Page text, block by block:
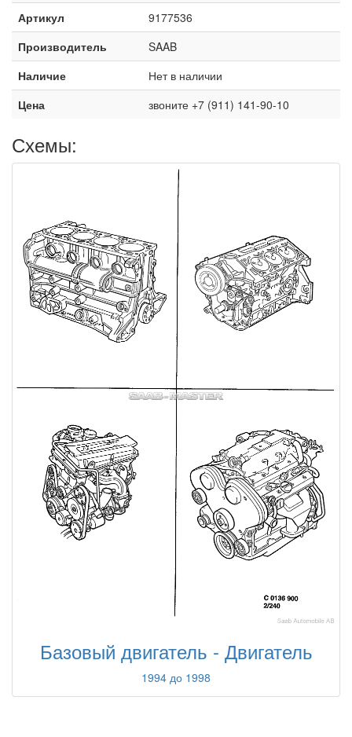
Артикул
9177536
Производитель
SAAB
Наличие
Нет в наличии
Цена
звоните +7 (911) 141-90-10
Схемы:
Базовый двигатель - Двигатель
1994 до 1998